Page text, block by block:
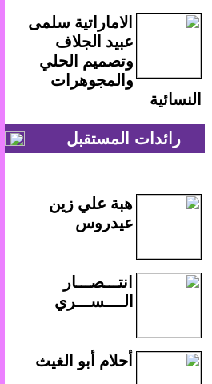
الاماراتية سلمى
عبيد الجلاف
وتصميم الحلي
والمجوهرات
النسائية
رائدات المستقبل
هبة علي زين
عيدروس
انتـــصـــار
الــــســـري
أحلام أبو الغيث